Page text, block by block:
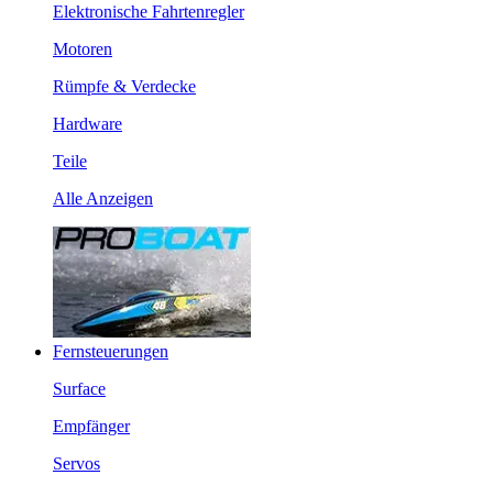
Elektronische Fahrtenregler
Motoren
Rümpfe & Verdecke
Hardware
Teile
Alle Anzeigen
Fernsteuerungen
Surface
Empfänger
Servos